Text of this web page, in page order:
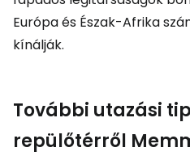
Európa és Észak-Afrika
kínálják.
További utazási
repülőtérről